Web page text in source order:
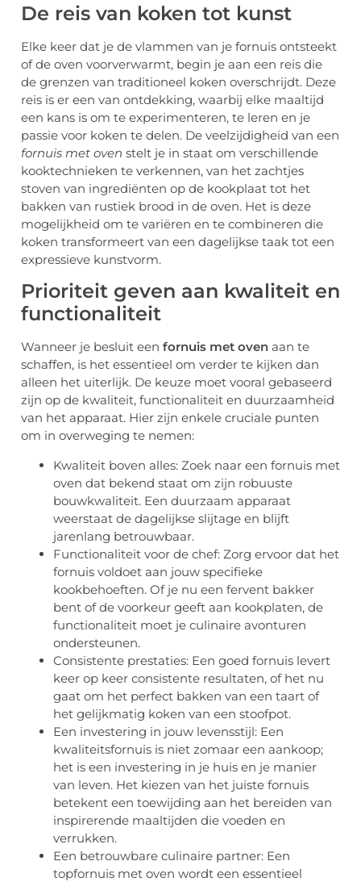
De reis van koken tot kunst
Elke keer dat je de vlammen van je fornuis ontsteekt
of de oven voorverwarmt, begin je aan een reis die
de grenzen van traditioneel koken overschrijdt. Deze
reis is er een van ontdekking, waarbij elke maaltijd
een kans is om te experimenteren, te leren en je
passie voor koken te delen. De veelzijdigheid van een
fornuis met oven stelt je in staat om verschillende
kooktechnieken te verkennen, van het zachtjes
stoven van ingrediënten op de kookplaat tot het
bakken van rustiek brood in de oven. Het is deze
mogelijkheid om te variëren en te combineren die
koken transformeert van een dagelijkse taak tot een
expressieve kunstvorm.
Prioriteit geven aan kwaliteit en
functionaliteit
Wanneer je besluit een fornuis met oven aan te
schaffen, is het essentieel om verder te kijken dan
alleen het uiterlijk. De keuze moet vooral gebaseerd
zijn op de kwaliteit, functionaliteit en duurzaamheid
van het apparaat. Hier zijn enkele cruciale punten
om in overweging te nemen:
Kwaliteit boven alles: Zoek naar een fornuis met
oven dat bekend staat om zijn robuuste
bouwkwaliteit. Een duurzaam apparaat
weerstaat de dagelijkse slijtage en blijft
jarenlang betrouwbaar.
Functionaliteit voor de chef: Zorg ervoor dat het
fornuis voldoet aan jouw specifieke
kookbehoeften. Of je nu een fervent bakker
bent of de voorkeur geeft aan kookplaten, de
functionaliteit moet je culinaire avonturen
ondersteunen.
Consistente prestaties: Een goed fornuis levert
keer op keer consistente resultaten, of het nu
gaat om het perfect bakken van een taart of
het gelijkmatig koken van een stoofpot.
Een investering in jouw levensstijl: Een
kwaliteitsfornuis is niet zomaar een aankoop;
het is een investering in je huis en je manier
van leven. Het kiezen van het juiste fornuis
betekent een toewijding aan het bereiden van
inspirerende maaltijden die voeden en
verrukken.
Een betrouwbare culinaire partner: Een
topfornuis met oven wordt een essentieel